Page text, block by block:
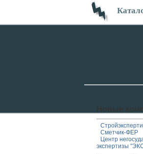
Сметчик-ФЕР
Центр
экспертизы